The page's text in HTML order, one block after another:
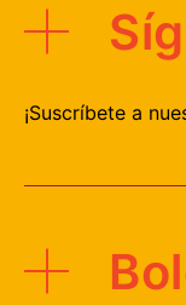
¡Suscríbete a